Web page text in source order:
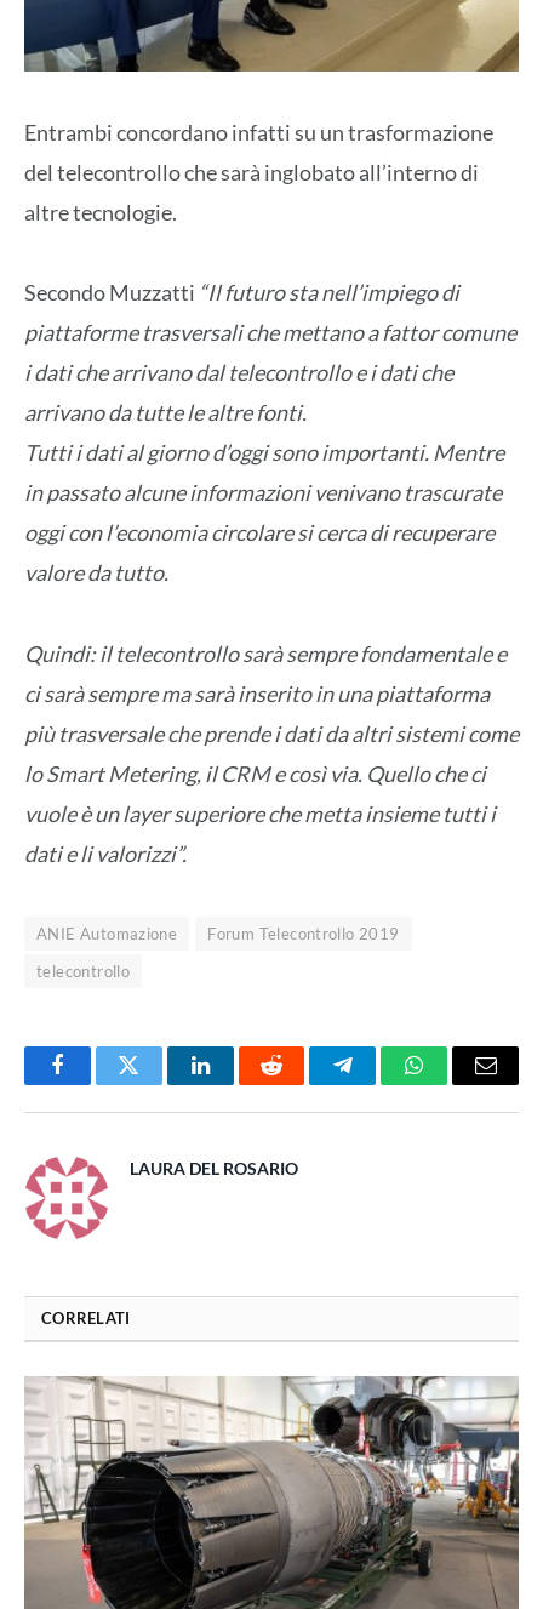
Entrambi concordano infatti su un trasformazione
del telecontrollo che sarà inglobato all’interno di
altre tecnologie.
Secondo Muzzatti “Il futuro sta nell’impiego di
piattaforme trasversali che mettano a fattor comune
i dati che arrivano dal telecontrollo e i dati che
arrivano da tutte le altre fonti.
Tutti i dati al giorno d’oggi sono importanti. Mentre
in passato alcune informazioni venivano trascurate
oggi con l’economia circolare si cerca di recuperare
valore da tutto.
Quindi: il telecontrollo sarà sempre fondamentale e
ci sarà sempre ma sarà inserito in una piattaforma
più trasversale che prende i dati da altri sistemi come
lo Smart Metering, il CRM e così via. Quello che ci
vuole è un layer superiore che metta insieme tutti i
dati e li valorizzi”.
ANIE Automazione
Forum Telecontrollo 2019
telecontrollo
FacebookTwitter LinkedInReddit TelegramWhatsAppEmail
LAURA DEL ROSARIO
CORRELATI